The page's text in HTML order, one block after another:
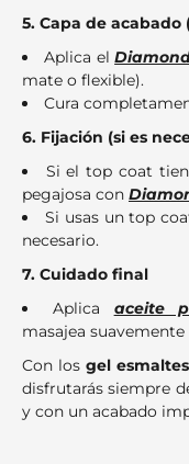
5. Capa de acabado
Aplica el
mate o flexible).
Cura
6. Fijación (si es
Si el top coat
pegajosa con
Si usas un top
necesario.
7. Cuidado final
Aplica aceite
masajea
Con los gel
disfrutarás siempre
y con un acabado